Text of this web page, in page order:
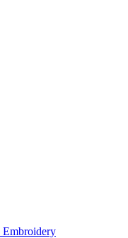
Embroidery